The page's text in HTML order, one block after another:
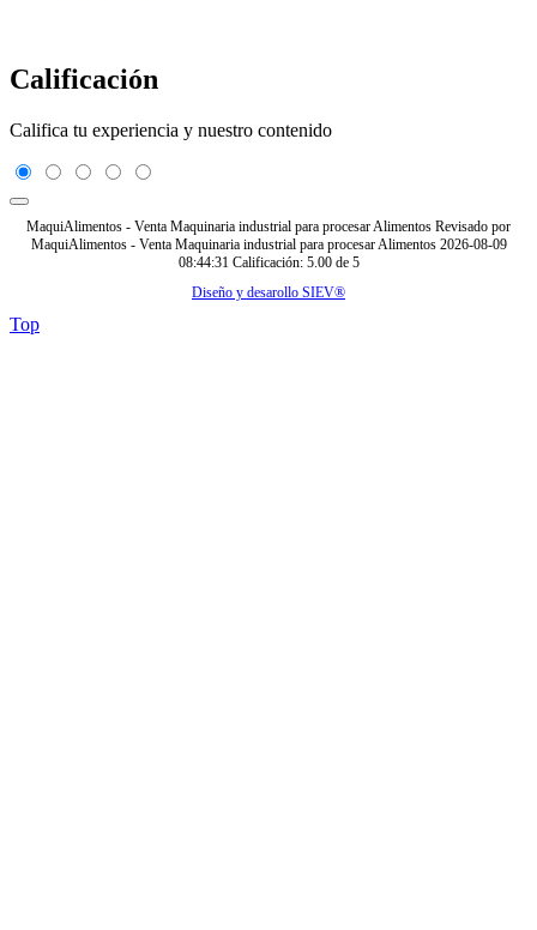
Calificación
Califica tu experiencia y nuestro contenido
MaquiAlimentos - Venta Maquinaria industrial para procesar Alimentos Revisado por
MaquiAlimentos - Venta Maquinaria industrial para procesar Alimentos 2026-08-09
08:44:31 Calificación: 5.00 de 5
Diseño y desarollo SIEV®
Top